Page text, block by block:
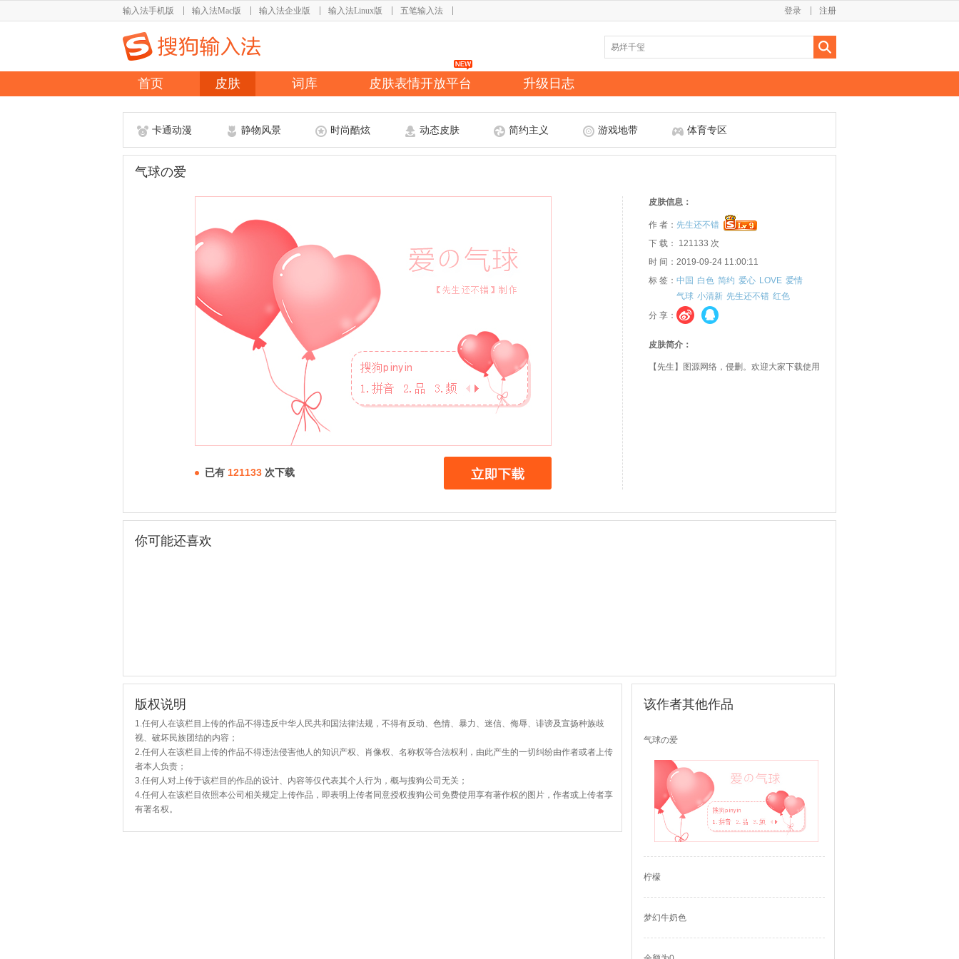
输入法手机版 输入法Mac版 输入法企业版 输入法Linux版 五笔输入法 注册
登录
首页 皮肤 词库 皮肤表情开放平台 升级日志
卡通动漫 静物风景 时尚酷炫 动态皮肤 简约主义 游戏地带 体育专区
气球の爱
已有 121133 次下载
皮肤信息：
作 者： 先生还不错
下 载： 121133 次
时 间：2019-09-24 11:00:11
标 签： 中国 白色 简约 爱心 LOVE 爱情
气球 小清新 先生还不错 红色
分 享：
皮肤简介：
【先生】图源网络，侵删。欢迎大家下载使用
你可能还喜欢
版权说明
1.任何人在该栏目上传的作品不得违反中华人民共和国法律法规，不得有反动、色情、暴力、迷信、侮辱、诽谤及宣扬种族歧
视、破坏民族团结的内容；
2.任何人在该栏目上传的作品不得违法侵害他人的知识产权、肖像权、名称权等合法权利，由此产生的一切纠纷由作者或者上传
者本人负责；
3.任何人对上传于该栏目的作品的设计、内容等仅代表其个人行为，概与搜狗公司无关；
4.任何人在该栏目依照本公司相关规定上传作品，即表明上传者同意授权搜狗公司免费使用享有著作权的图片，作者或上传者享
有署名权。
该作者其他作品
气球の爱
柠檬
梦幻牛奶色